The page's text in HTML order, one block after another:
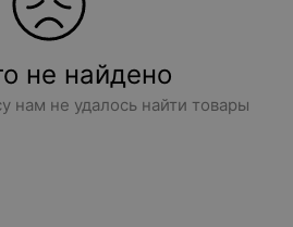
не найдено
нам не удалось найти товары